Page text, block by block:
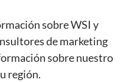
estrategia de
sobre WSI y
de marketing
sobre nuestro
región.